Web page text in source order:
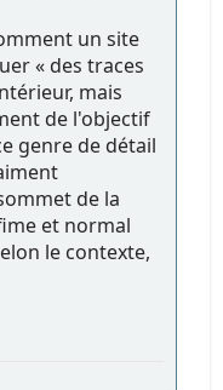
un site
« des traces
mais
de l'objectif
genre de détail
de la
et normal
le contexte,